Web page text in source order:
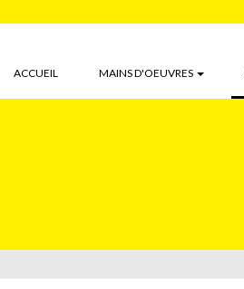
ACCUEIL MAINS D'OEUVRES